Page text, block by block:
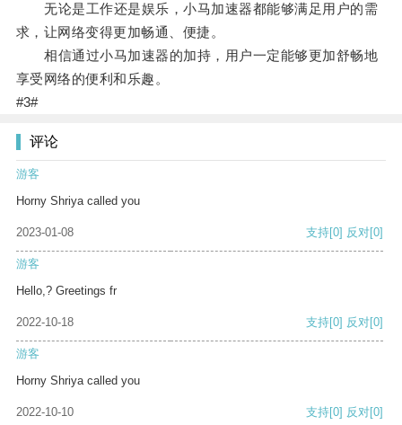
无论是工作还是娱乐，小马加速器都能够满足用户的需
求，让网络变得更加畅通、便捷。
相信通过小马加速器的加持，用户一定能够更加舒畅地
享受网络的便利和乐趣。
#3#
评论
游客
Horny Shriya called you
2023-01-08 支持[0] 反对[0]
游客
Hello,? Greetings fr
2022-10-18 支持[0] 反对[0]
游客
Horny Shriya called you
2022-10-10 支持[0] 反对[0]